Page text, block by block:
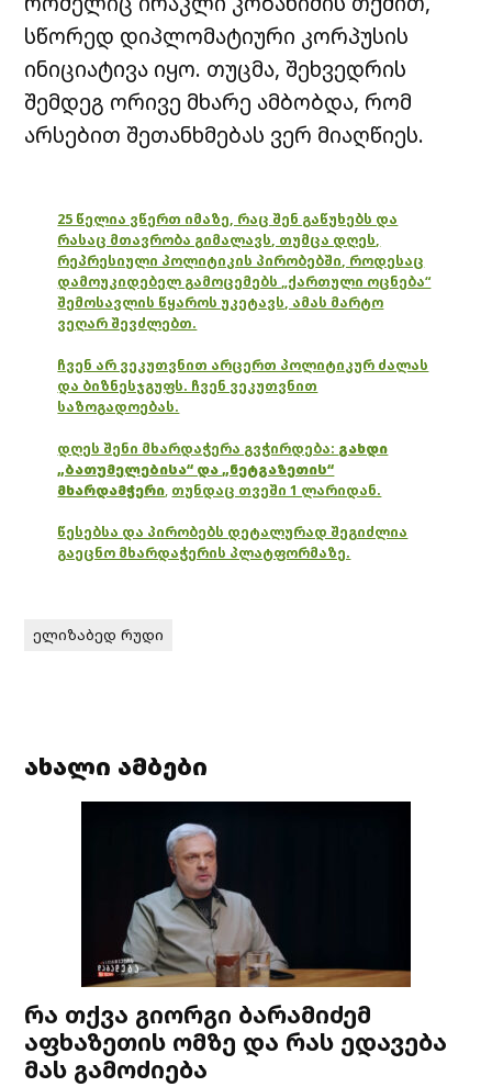
სწორედ დიპლომატიური კორპუსის
ინიციატივა იყო. თუცმა, შეხვედრის
შემდეგ ორივე მხარე ამბობდა, რომ
არსებით შეთანხმებას ვერ მიაღწიეს.
25 წელია ვწერთ იმაზე, რაც შენ გაწუხებს და
რასაც მთავრობა გიმალავს, თუმცა დღეს,
რეპრესიული პოლიტიკის პირობებში, როდესაც
დამოუკიდებელ გამოცემებს „ქართული ოცნება“
შემოსავლის წყაროს უკეტავს, ამას მარტო
ვეღარ შევძლებთ.
ჩვენ არ ვეკუთვნით არცერთ პოლიტიკურ ძალას
და ბიზნესჯგუფს. ჩვენ ვეკუთვნით
საზოგადოებას.
დღეს შენი მხარდაჭერა გვჭირდება: გახდი
„ბათუმელებისა“ და „ნეტგაზეთის“
მხარდამჭერი, თუნდაც თვეში 1 ლარიდან.
წესებსა და პირობებს დეტალურად შეგიძლია
გაეცნო მხარდაჭერის პლატფორმაზე.
ელიზაბედ რუდი
ახალი ამბები
რა თქვა გიორგი ბარამიძემ
აფხაზეთის ომზე და რას ედავება
მას გამოძიება